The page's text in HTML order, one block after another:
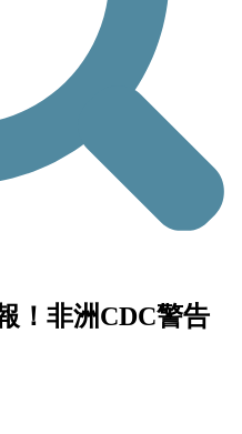
！非洲CDC警告